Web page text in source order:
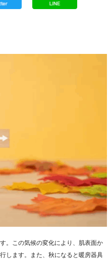
。この気候の変化により、肌表面か
します。また、秋になると暖房器具